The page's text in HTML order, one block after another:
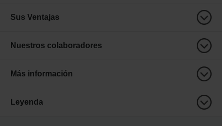
Sus Ventajas
Nuestros colaboradores
Más información
Leyenda